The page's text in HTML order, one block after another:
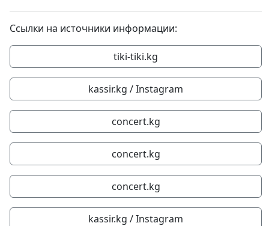
Ссылки на источники информации:
tiki-tiki.kg
kassir.kg / Instagram
concert.kg
concert.kg
concert.kg
kassir.kg / Instagram